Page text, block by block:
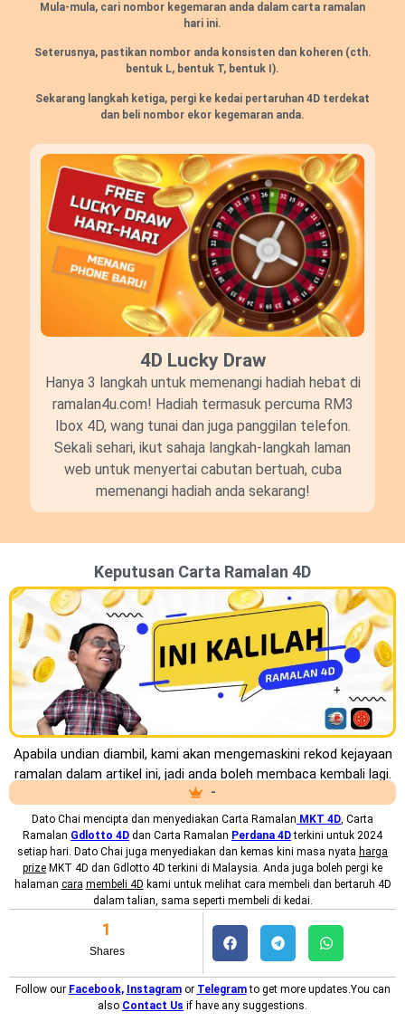
Mula-mula, cari nombor kegemaran anda dalam carta ramalan
hari ini.
Seterusnya, pastikan nombor anda konsisten dan koheren (cth.
bentuk L, bentuk T, bentuk I).
Sekarang langkah ketiga, pergi ke kedai pertaruhan 4D terdekat
dan beli nombor ekor kegemaran anda.
4D Lucky Draw​
Hanya 3 langkah untuk memenangi hadiah hebat di
ramalan4u.com! Hadiah termasuk percuma RM3
Ibox 4D, wang tunai dan juga panggilan telefon.
Sekali sehari, ikut sahaja langkah-langkah laman
web untuk menyertai cabutan bertuah, cuba
memenangi hadiah anda sekarang!
Keputusan Carta Ramalan 4D
Apabila undian diambil, kami akan mengemaskini rekod kejayaan
ramalan dalam artikel ini, jadi anda boleh membaca kembali lagi.
-
Dato Chai mencipta dan menyediakan Carta Ramalan MKT 4D, Carta
Ramalan Gdlotto 4D dan Carta Ramalan Perdana 4Dterkini untuk 2024
setiap hari. Dato Chai juga menyediakan dan kemas kini masa nyata harga
prize MKT 4D dan Gdlotto 4D terkini di Malaysia. Anda juga boleh pergi ke
halaman cara membeli 4D kami untuk melihat cara membeli dan bertaruh 4D
dalam talian, sama seperti membeli di kedai.
Shares
1
Follow our Facebook, Instagramor Telegramto get more updates.You can
also Contact Us if have any suggestions.